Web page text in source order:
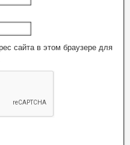
сайта в этом браузере для